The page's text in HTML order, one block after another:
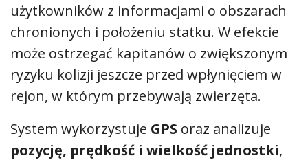
użytkowników z informacjami o obszarach
chronionych i położeniu statku. W efekcie
może ostrzegać kapitanów o zwiększonym
ryzyku kolizji jeszcze przed wpłynięciem w
rejon, w którym przebywają zwierzęta.
System wykorzystuje GPS oraz analizuje
pozycję, prędkość i wielkość jednostki,